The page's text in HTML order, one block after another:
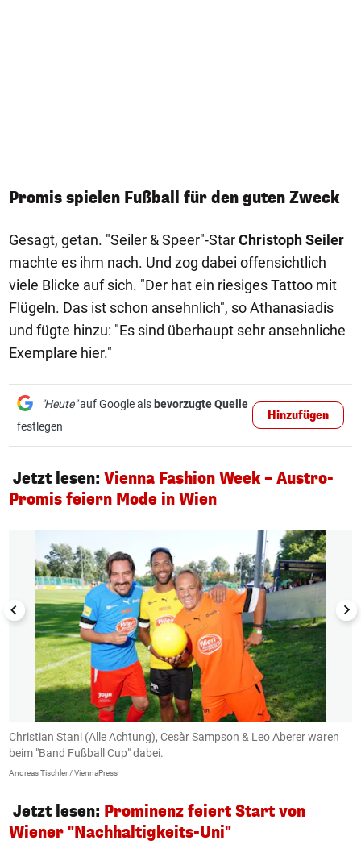
Promis spielen Fußball für den guten Zweck
Gesagt, getan. "Seiler & Speer"-StarChristoph Seiler
machte es ihm nach. Und zog dabei offensichtlich
viele Blicke auf sich. "Der hat ein riesiges Tattoo mit
Flügeln. Das ist schon ansehnlich", so Athanasiadis
und fügte hinzu: "Es sind überhaupt sehr ansehnliche
Exemplare hier."
"Heute"auf Google als bevorzugte Quelle
festlegen
Hinzufügen
Jetzt lesen: Vienna Fashion Week – Austro-
Promis feiern Mode in Wien
1/6
Christian Stani (Alle Achtung), Cesàr Sampson & Leo Aberer waren
beim "Band Fußball Cup" dabei.
Andreas Tischler / ViennaPress
Jetzt lesen: Prominenz feiert Start von
Wiener "Nachhaltigkeits-Uni"